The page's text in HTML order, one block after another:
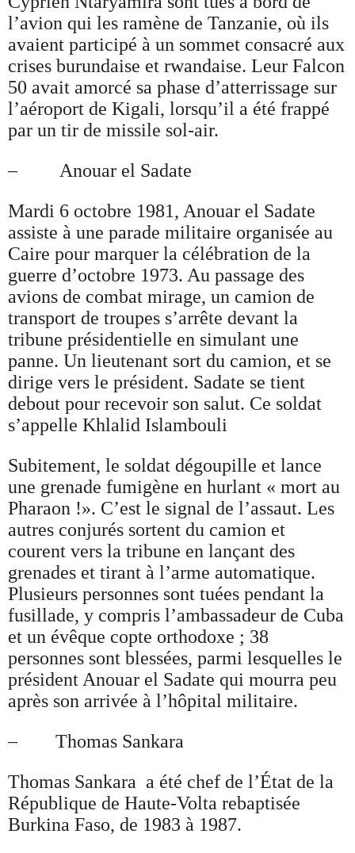
l’avion qui les ramène de Tanzanie, où ils
avaient participé à un sommet consacré aux
crises burundaise et rwandaise. Leur Falcon
50 avait amorcé sa phase d’atterrissage sur
l’aéroport de Kigali, lorsqu’il a été frappé
par un tir de missile sol-air.
– Anouar el Sadate
Mardi 6 octobre 1981, Anouar el Sadate
assiste à une parade militaire organisée au
Caire pour marquer la célébration de la
guerre d’octobre 1973. Au passage des
avions de combat mirage, un camion de
transport de troupes s’arrête devant la
tribune présidentielle en simulant une
panne. Un lieutenant sort du camion, et se
dirige vers le président. Sadate se tient
debout pour recevoir son salut. Ce soldat
s’appelle Khlalid Islambouli
Subitement, le soldat dégoupille et lance
une grenade fumigène en hurlant « mort au
Pharaon !». C’est le signal de l’assaut. Les
autres conjurés sortent du camion et
courent vers la tribune en lançant des
grenades et tirant à l’arme automatique.
Plusieurs personnes sont tuées pendant la
fusillade, y compris l’ambassadeur de Cuba
et un évêque copte orthodoxe ; 38
personnes sont blessées, parmi lesquelles le
président Anouar el Sadate qui mourra peu
après son arrivée à l’hôpital militaire.
– Thomas Sankara
Thomas Sankara a été chef de l’État de la
République de Haute-Volta rebaptisée
Burkina Faso, de 1983 à 1987.